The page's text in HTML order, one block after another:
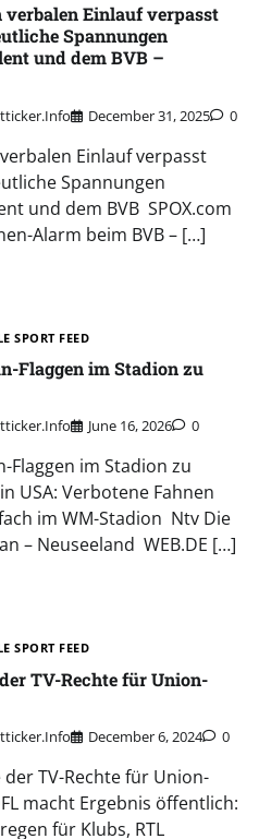
Einlauf verpasst
Spannungen
und dem BVB –
December 31, 2025 0
Einlauf verpasst
Spannungen
und dem BVB SPOX.com
Alarm beim BVB – […]
SPORT FEED
Flaggen im Stadion zu
June 16, 2026 0
Flaggen im Stadion zu
USA: Verbotene Fahnen
im WM-Stadion Ntv Die
– Neuseeland WEB.DE […]
SPORT FEED
TV-Rechte für Union-
December 6, 2024 0
TV-Rechte für Union-
macht Ergebnis öffentlich:
für Klubs, RTL